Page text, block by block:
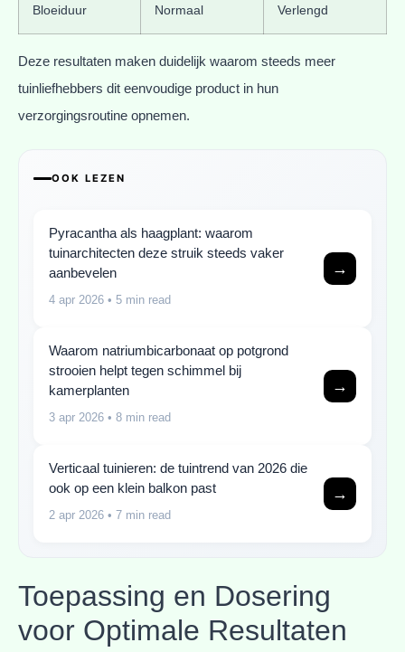
Bloeiduur Normaal Verlengd
Deze resultaten maken duidelijk waarom steeds meer
tuinliefhebbers dit eenvoudige product in hun
verzorgingsroutine opnemen.
OOK LEZEN
Pyracantha als haagplant: waarom
tuinarchitecten deze struik steeds vaker
aanbevelen
4 apr 2026 • 5 min read
→
Waarom natriumbicarbonaat op potgrond
strooien helpt tegen schimmel bij
kamerplanten
3 apr 2026 • 8 min read
→
Verticaal tuinieren: de tuintrend van 2026 die
ook op een klein balkon past
2 apr 2026 • 7 min read
→
Toepassing en Dosering
voor Optimale Resultaten